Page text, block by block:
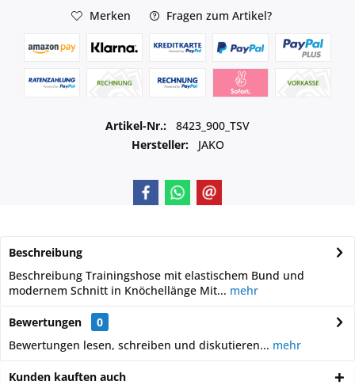
Merken Fragen zum Artikel?
Artikel-Nr.:
8423_900_TSV
Hersteller:
JAKO
Beschreibung
Beschreibung Trainingshose mit elastischem Bund und
modernem Schnitt in Knöchellänge Mit... mehr
Bewertungen
0
Bewertungen lesen, schreiben und diskutieren... mehr
Kunden kauften auch